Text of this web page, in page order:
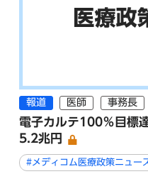
報道 医師 事務長
電子カルテ100％目標
5.2兆円
#メディコム医療政策ニュー